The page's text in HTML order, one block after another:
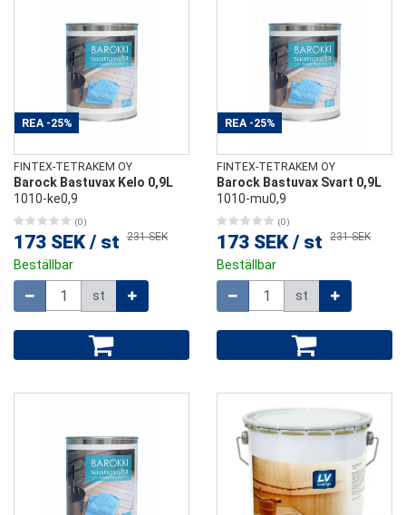
REA -25%
FINTEX-TETRAKEM OY
Barock Bastuvax Kelo 0,9L
1010-ke0,9
(0)
173 SEK / st 231 SEK
Beställbar
st
REA -25%
FINTEX-TETRAKEM OY
Barock Bastuvax Svart 0,9L
1010-mu0,9
(0)
173 SEK / st 231 SEK
Beställbar
st